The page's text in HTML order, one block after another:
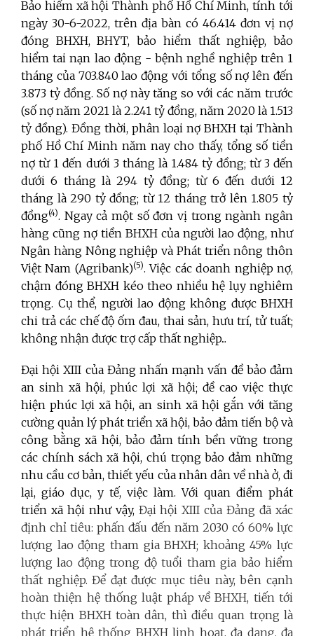
Bảo hiểm xã hội Thành phố Hồ Chí Minh, tính tới
ngày 30-6-2022, trên địa bàn có 46.414 đơn vị nợ
đóng BHXH, BHYT, bảo hiểm thất nghiệp, bảo
hiểm tai nạn lao động - bệnh nghề nghiệp trên 1
tháng của 703.840 lao động với tổng số nợ lên đến
3.873 tỷ đồng. Số nợ này tăng so với các năm trước
(số nợ năm 2021 là 2.241 tỷ đồng, năm 2020 là 1.513
tỷ đồng). Đồng thời, phân loại nợ BHXH tại Thành
phố Hồ Chí Minh năm nay cho thấy, tổng số tiền
nợ từ 1 đến dưới 3 tháng là 1.484 tỷ đồng; từ 3 đến
dưới 6 tháng là 294 tỷ đồng; từ 6 đến dưới 12
tháng là 290 tỷ đồng; từ 12 tháng trở lên 1.805 tỷ
đồng(4). Ngay cả một số đơn vị trong ngành ngân
hàng cũng nợ tiền BHXH của người lao động, như
Ngân hàng Nông nghiệp và Phát triển nông thôn
Việt Nam (Agribank)(5). Việc các doanh nghiệp nợ,
chậm đóng BHXH kéo theo nhiều hệ lụy nghiêm
trọng. Cụ thể, người lao động không được BHXH
chi trả các chế độ ốm đau, thai sản, hưu trí, tử tuất;
không nhận được trợ cấp thất nghiệp...
Đại hội XIII của Đảng nhấn mạnh vấn đề bảo đảm
an sinh xã hội, phúc lợi xã hội; đề cao việc thực
hiện phúc lợi xã hội, an sinh xã hội gắn với tăng
cường quản lý phát triển xã hội, bảo đảm tiến bộ và
công bằng xã hội, bảo đảm tính bền vững trong
các chính sách xã hội, chú trọng bảo đảm những
nhu cầu cơ bản, thiết yếu của nhân dân về nhà ở, đi
lại, giáo dục, y tế, việc làm. Với quan điểm phát
triển xã hội như vậy, Đại hội XIII của Đảng đã xác
định chỉ tiêu: phấn đấu đến năm 2030 có 60% lực
lượng lao động tham gia BHXH; khoảng 45% lực
lượng lao động trong độ tuổi tham gia bảo hiểm
thất nghiệp. Để đạt được mục tiêu này, bên cạnh
hoàn thiện hệ thống luật pháp về BHXH, tiến tới
thực hiện BHXH toàn dân, thì điều quan trọng là
phát triển hệ thống BHXH linh hoạt, đa dạng, đa